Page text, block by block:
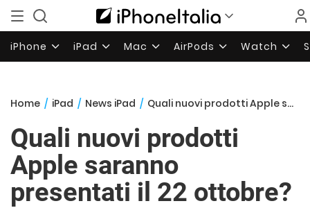
iPhone iPad Mac AirPods Watch
Home / iPad / News iPad / Quali nuovi prodotti Apple saranno presentati il 22 ottobre?
Quali nuovi prodotti
Apple saranno
presentati il 22 ottobre?